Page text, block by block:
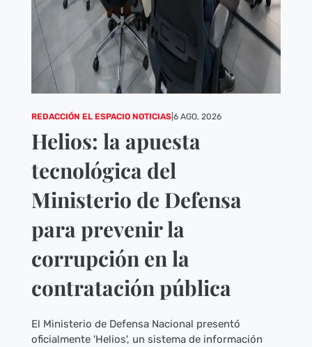
REDACCIÓN EL ESPACIO NOTICIAS| 6 AGO, 2026
Helios: la apuesta
tecnológica del
Ministerio de Defensa
para prevenir la
corrupción en la
contratación pública
El Ministerio de Defensa Nacional presentó
oficialmente 'Helios', un sistema de información